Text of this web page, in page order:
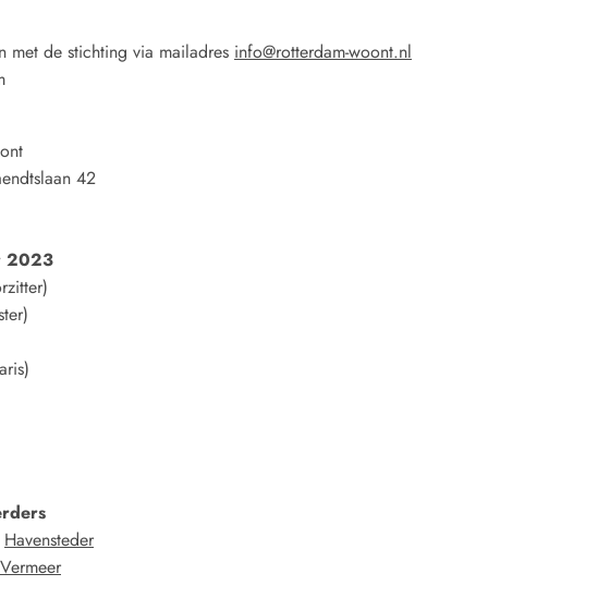
met de stichting via mailadres info@rotterdam-woont.nl
42
2023
Havensteder